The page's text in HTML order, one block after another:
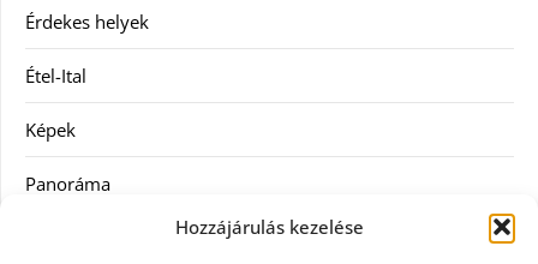
Hozzájárulás kezelése
Érdekes helyek
Étel-Ital
Képek
Panoráma